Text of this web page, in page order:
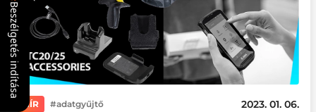
HÍR adatgyűjtő 2023. 01. 06.
Beszélgetés indítása